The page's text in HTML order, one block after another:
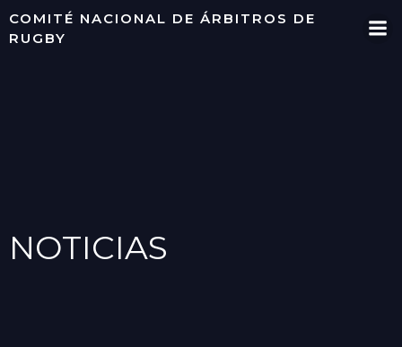
Saltar
COMITÉ NACIONAL DE ÁRBITROS DE
RUGBY
NOTICIAS